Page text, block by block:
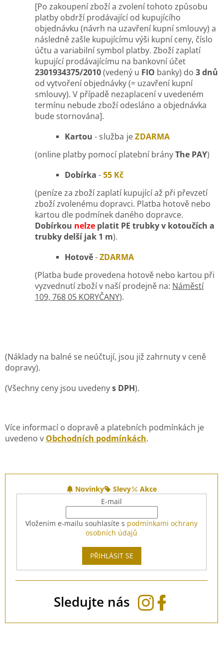
[Po zakoupení zboží a zvolení tohoto způsobu
platby obdrží prodávající od kupujícího
objednávku (návrh na uzavření kupní smlouvy) a
následně zašle kupujícímu výši kupní ceny, číslo
účtu a variabilní symbol platby. Zboží zaplatí
kupující prodávajícímu na bankovní účet
2301934375/2010(vedený u FIO banky) do 3 dnů
od vytvoření objednávky (= uzavření kupní
smlouvy). V případě nezaplacení v uvedeném
termínu nebude zboží odesláno a objednávka
bude stornována].
Kartou - služba je ZDARMA
(online platby pomocí platební brányThe PAY)
Dobírka -55 Kč
(peníze za zboží zaplatí kupující až při převzetí
zboží zvolenému dopravci. Platba hotově nebo
kartou dle podmínek daného dopravce.
Dobírkou nelze platit PE trubky v kotoučích a
trubky delší jak 1 m).
Hotově-ZDARMA
(Platba bude provedena hotově nebo kartou při
vyzvednutí zboží v naší prodejně na: Náměstí
109, 768 05 KORYČANY).
(Náklady na balné se neúčtují, jsou již zahrnuty v ceně
dopravy).
(Všechny ceny jsou uvedenys DPH).
Více informací o dopravě a platebních podmínkách je
uvedeno v Obchodních podmínkách.
Novinky Slevy
Akce
E-mail
Vložením e-mailu souhlasíte s podmínkami ochrany
osobních údajů
PŘIHLÁSIT SE
Sledujte nás